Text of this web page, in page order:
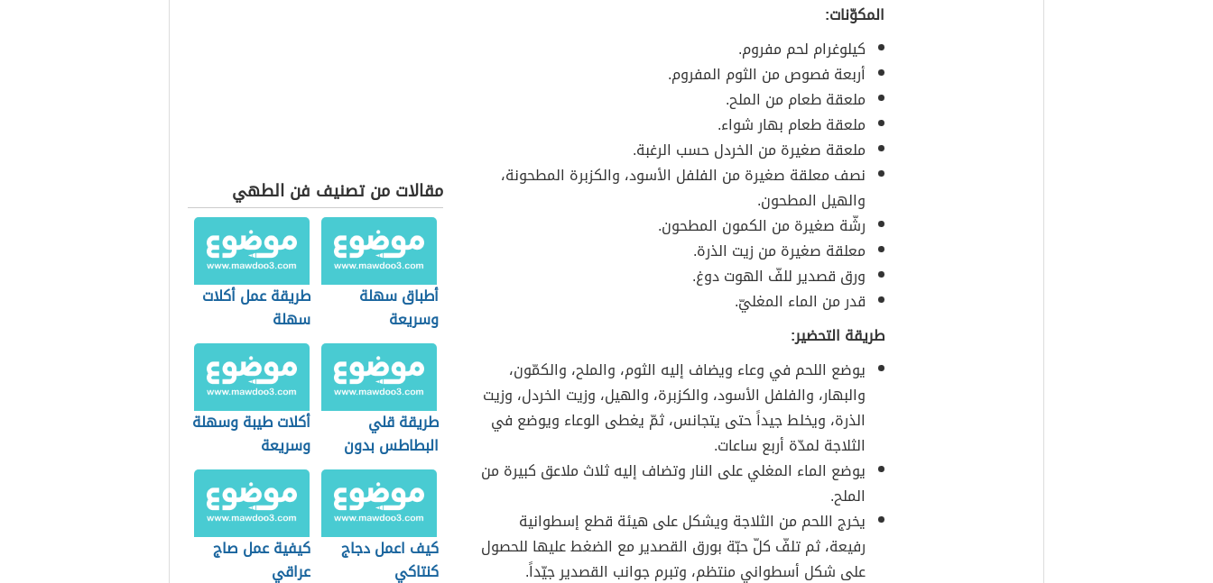
المكوّنات:
كيلوغرام لحم مفروم.
أربعة فصوص من الثوم المفروم.
ملعقة طعام من الملح.
ملعقة طعام بهار شواء.
ملعقة صغيرة من الخردل حسب الرغبة.
نصف معلقة صغيرة من الفلفل الأسود، والكزبرة المطحونة،
والهيل المطحون.
رشّة صغيرة من الكمون المطحون.
معلقة صغيرة من زيت الذرة.
ورق قصدير للفّ الهوت دوغ.
قدر من الماء المغليّ.
طريقة التحضير:
يوضع اللحم في وعاء ويضاف إليه الثوم، والملح، والكمّون،
والبهار، والفلفل الأسود، والكزبرة، والهيل، وزيت الخردل، وزيت
الذرة، ويخلط جيداً حتى يتجانس، ثمّ يغطى الوعاء ويوضع في
الثلاجة لمدّة أربع ساعات.
يوضع الماء المغلي على النار وتضاف إليه ثلاث ملاعق كبيرة من
الملح.
يخرج اللحم من الثلاجة ويشكل على هيئة قطع إسطوانية
رفيعة، ثم تلفّ كلّ حبّة بورق القصدير مع الضغط عليها للحصول
على شكل أسطواني منتظم، وتبرم جوانب القصدير جيّداً.
مقالات من تصنيف فن الطهي
أطباق سهلة
وسريعة
طريقة عمل أكلات
سهلة
طريقة قلي
البطاطس بدون
زيت
أكلات طيبة وسهلة
وسريعة
كيف اعمل دجاج
كنتاكي
كيفية عمل صاج
عراقي